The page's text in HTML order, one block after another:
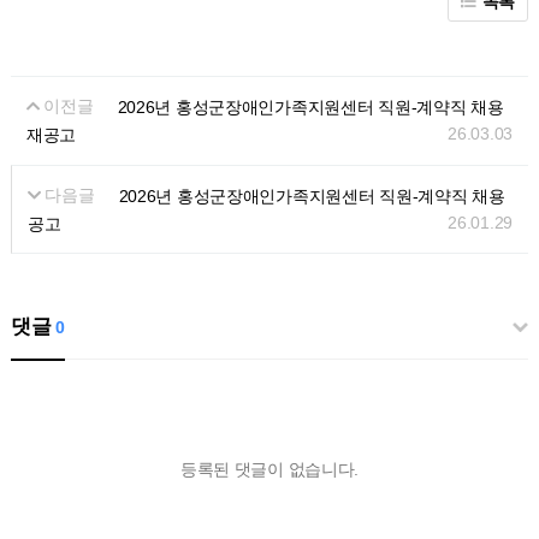
이전글
2026년 홍성군장애인가족지원센터 직원-계약직 채용
재공고
26.03.03
다음글
2026년 홍성군장애인가족지원센터 직원-계약직 채용
공고
26.01.29
댓글0
등록된 댓글이 없습니다.